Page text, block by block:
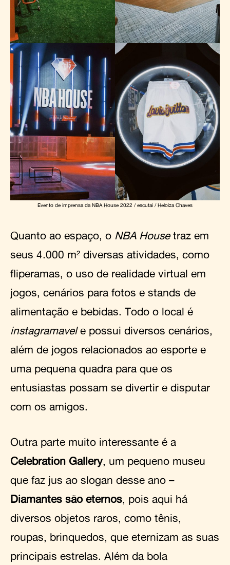
Evento de imprensa da NBA House 2022 / escutai / Heloiza Chaves
Quanto ao espaço, o NBA Housetraz em
seus 4.000 m² diversas atividades, como
fliperamas, o uso de realidade virtual em
jogos, cenários para fotos e stands de
alimentação e bebidas. Todo o local é
instagramavele possui diversos cenários,
além de jogos relacionados ao esporte e
uma pequena quadra para que os
entusiastas possam se divertir e disputar
com os amigos.
Outra parte muito interessante é a
Celebration Gallery, um pequeno museu
que faz jus ao slogan desse ano –
Diamantes são eternos, pois aqui há
diversos objetos raros, como tênis,
roupas, brinquedos, que eternizam as suas
principais estrelas. Além da bola